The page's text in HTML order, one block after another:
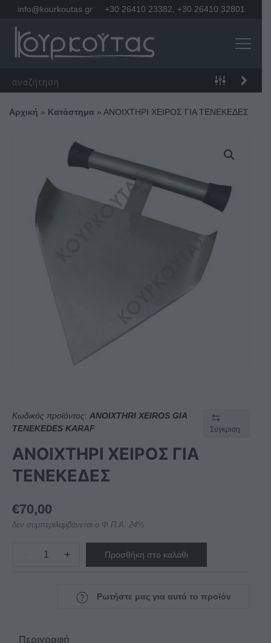
info@kourkoutas.gr +30 26410 23382 +30 26410 32801
Αρχική » Κατάστημα » ΑΝΟΙΧΤΗΡΙ ΧΕΙΡΟΣ ΓΙΑ ΤΕΝΕΚΕΔΕΣ
Κωδικός προϊόντος: ANOIXTHRI XEIROS GIA
TENEKEDES KARAF
Σύγκριση
ΑΝΟΙΧΤΗΡΙ ΧΕΙΡΟΣ ΓΙΑ
ΤΕΝΕΚΕΔΕΣ
€70,00
δεν συμπεριλαμβάνεται ο Φ.Π.Α. 24%
ΑΝΟΙΧΤΗΡΙ + Προσθήκη στο καλάθι
Ρωτήστε μας για αυτό το προϊόν
Περιγραφή